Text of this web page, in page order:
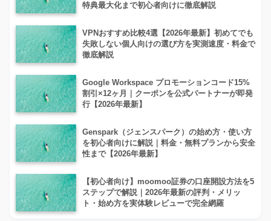
特典最大化まで初心者向けに徹底解説
VPNおすすめ比較4選【2026年最新】初めてでも
失敗しない個人向けの選び方を実測速度・料金で
徹底解説
Google Workspace プロモーションコード15%
割引×12ヶ月｜クーポンを公式パートナーが即発
行【2026年最新】
Genspark（ジェンスパーク）の始め方・使い方
を初心者向けに解説｜料金・無料プランから安全
性まで【2026年最新】
【初心者向け】moomoo証券の口座開設方法を5
ステップで解説｜2026年最新の評判・メリッ
ト・始め方を実体験レビューで完全網羅